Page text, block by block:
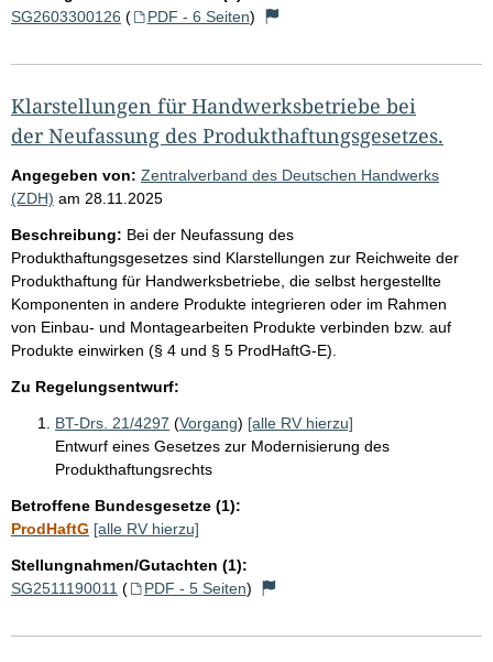
SG2603300126 ( PDF - 6 Seiten)
Klarstellungen für Handwerksbetriebe bei
der Neufassung des Produkthaftungsgesetzes.
Angegeben von: Zentralverband des Deutschen Handwerks
(ZDH) am 28.11.2025
Beschreibung: Bei der Neufassung des
Produkthaftungsgesetzes sind Klarstellungen zur Reichweite der
Produkthaftung für Handwerksbetriebe, die selbst hergestellte
Komponenten in andere Produkte integrieren oder im Rahmen
von Einbau- und Montagearbeiten Produkte verbinden bzw. auf
Produkte einwirken (§ 4 und § 5 ProdHaftG-E).
Zu Regelungsentwurf:
BT-Drs. 21/4297 (Vorgang) [alle RV hierzu]
Entwurf eines Gesetzes zur Modernisierung des
Produkthaftungsrechts
Betroffene Bundesgesetze (1):
ProdHaftG [alle RV hierzu]
Stellungnahmen/Gutachten (1):
SG2511190011 ( PDF - 5 Seiten)